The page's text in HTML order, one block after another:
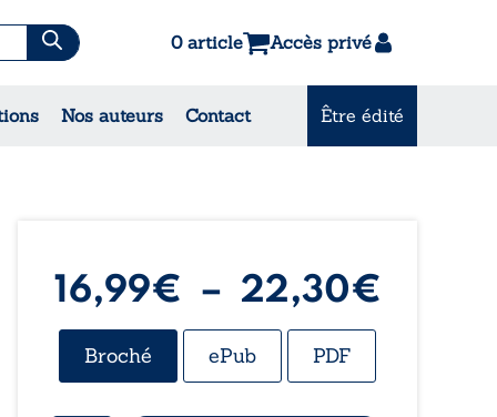
0 article Accès privé
Nos auteurs Contact Être édité
& Contes
16,99€ – 22,30€
Broché ePub PDF